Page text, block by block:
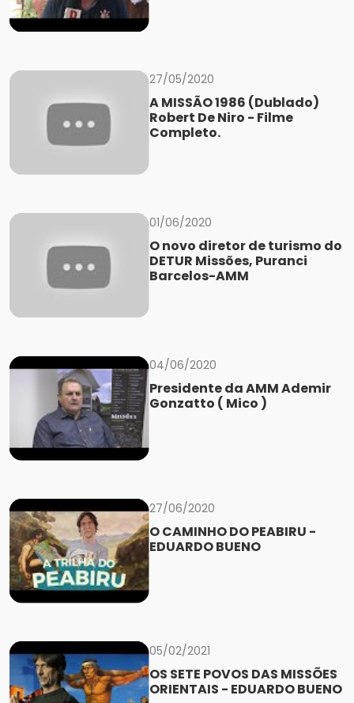
27/05/2020
A MISSÃO 1986 (Dublado)
Robert De Niro - Filme
Completo.
01/06/2020
O novo diretor de turismo do
DETUR Missões, Puranci
Barcelos-AMM
04/06/2020
Presidente da AMM Ademir
Gonzatto ( Mico )
27/06/2020
O CAMINHO DO PEABIRU -
EDUARDO BUENO
05/02/2021
OS SETE POVOS DAS MISSÕES
ORIENTAIS - EDUARDO BUENO